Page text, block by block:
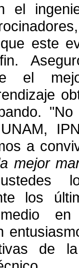
el
este
el
a
mejor
los
en
de